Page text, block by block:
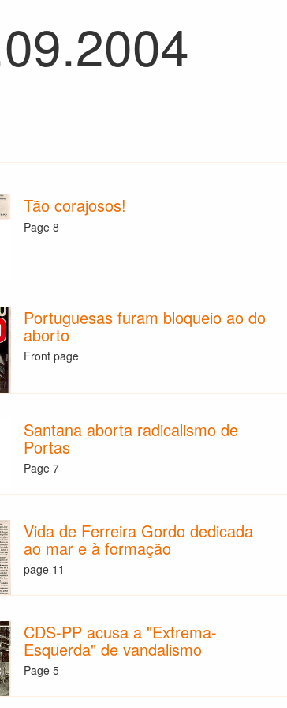
Tão corajosos!
Page 8
Portuguesas furam bloqueio ao do
aborto
Front page
Santana aborta radicalismo de
Portas
Page 7
Vida de Ferreira Gordo dedicada
ao mar e à formação
page 11
CDS-PP acusa a "Extrema-
Esquerda" de vandalismo
Page 5